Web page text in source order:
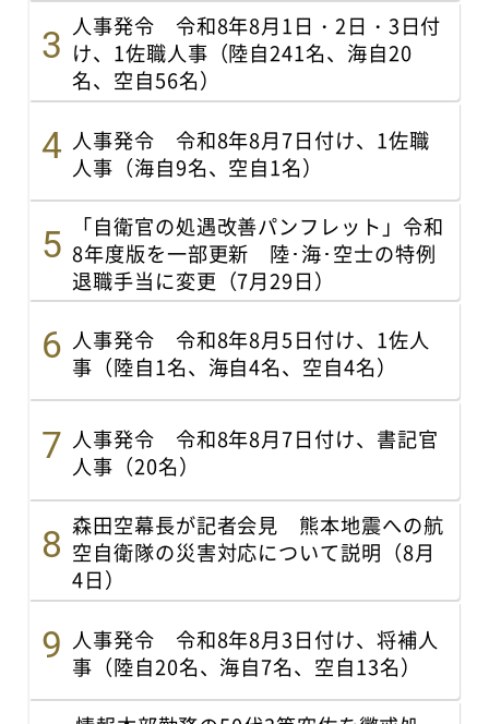
人事発令 令和8年8月1日・2日・3日付
け、1佐職人事（陸自241名、海自20
名、空自56名）
人事発令 令和8年8月7日付け、1佐職
人事（海自9名、空自1名）
「自衛官の処遇改善パンフレット」令和
8年度版を一部更新 陸･海･空士の特例
退職手当に変更（7月29日）
人事発令 令和8年8月5日付け、1佐人
事（陸自1名、海自4名、空自4名）
人事発令 令和8年8月7日付け、書記官
人事（20名）
森田空幕長が記者会見 熊本地震への航
空自衛隊の災害対応について説明（8月
4日）
人事発令 令和8年8月3日付け、将補人
事（陸自20名、海自7名、空自13名）